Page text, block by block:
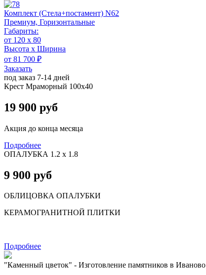
Комплект (Стела+постамент) N62
Премиум, Горизонтальные
Габариты:
от 120 х 80
Высота х Ширина
от 81 700 ₽
Заказать
под заказ 7-14 дней
Крест Мраморный 100х40
19 900 руб
Акция до конца месяца
Подробнее
ОПАЛУБКА 1.2 х 1.8
9 900 руб
ОБЛИЦОВКА ОПАЛУБКИ
КЕРАМОГРАНИТНОЙ ПЛИТКИ
Подробнее
"Каменный цветок" - Изготовление памятников в Иваново